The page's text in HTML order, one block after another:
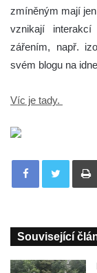
zmíněným mají
vznikají
zářením, např.
svém blogu na
Víc je tady.
Související